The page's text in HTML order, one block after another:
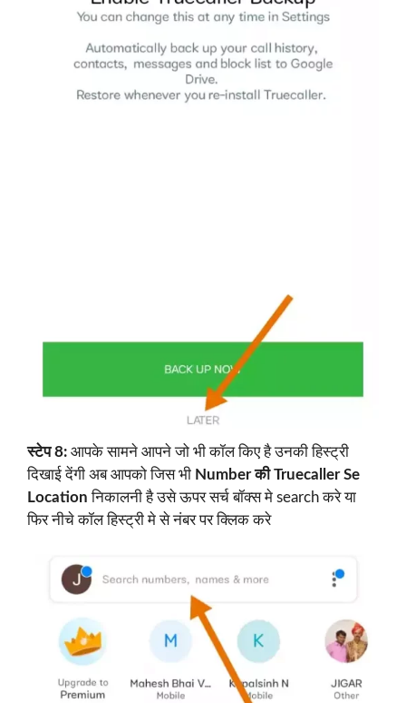
स्टेप 8: आपके सामने आपने जो भी कॉल किए है उनकी हिस्ट्री
दिखाई देंगी अब आपको जिस भी Number की Truecaller Se
Location निकालनी है उसे ऊपर सर्च बॉक्स मे search करे या
फिर नीचे कॉल हिस्ट्री मे से नंबर पर क्लिक करे